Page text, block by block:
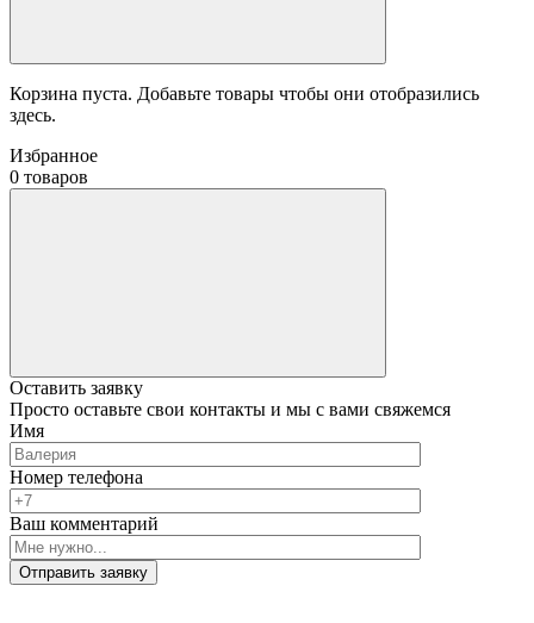
Корзина пуста. Добавьте товары чтобы они отобразились
здесь.
Избранное
0 товаров
Оставить заявку
Просто оставьте свои контакты и мы с вами свяжемся
Имя
Номер телефона
Ваш комментарий
Отправить заявку